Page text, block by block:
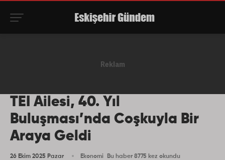
TEI Ailesi, 40. Yıl
Buluşması’nda Coşkuyla Bir
Araya Geldi
26 Ekim 2025 Pazar Ekonomi Bu haber 8775 kez okundu